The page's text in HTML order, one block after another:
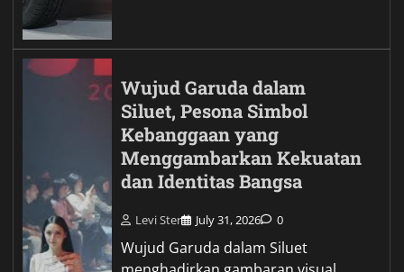
Wujud Garuda dalam
Siluet, Pesona Simbol
Kebanggaan yang
Menggambarkan Kekuatan
dan Identitas Bangsa
Levi Ster July 31, 2026 0
Wujud Garuda dalam Siluet